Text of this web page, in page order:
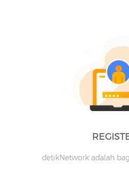
detikNetwork adalah